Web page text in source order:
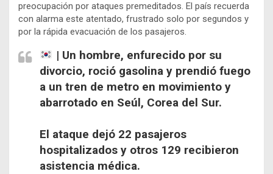
preocupación por ataques premeditados. El país recuerda
con alarma este atentado, frustrado solo por segundos y
por la rápida evacuación de los pasajeros.
| Un hombre, enfurecido por su
divorcio, roció gasolina y prendió fuego
a un tren de metro en movimiento y
abarrotado en Seúl, Corea del Sur.
El ataque dejó 22 pasajeros
hospitalizados y otros 129 recibieron
asistencia médica.